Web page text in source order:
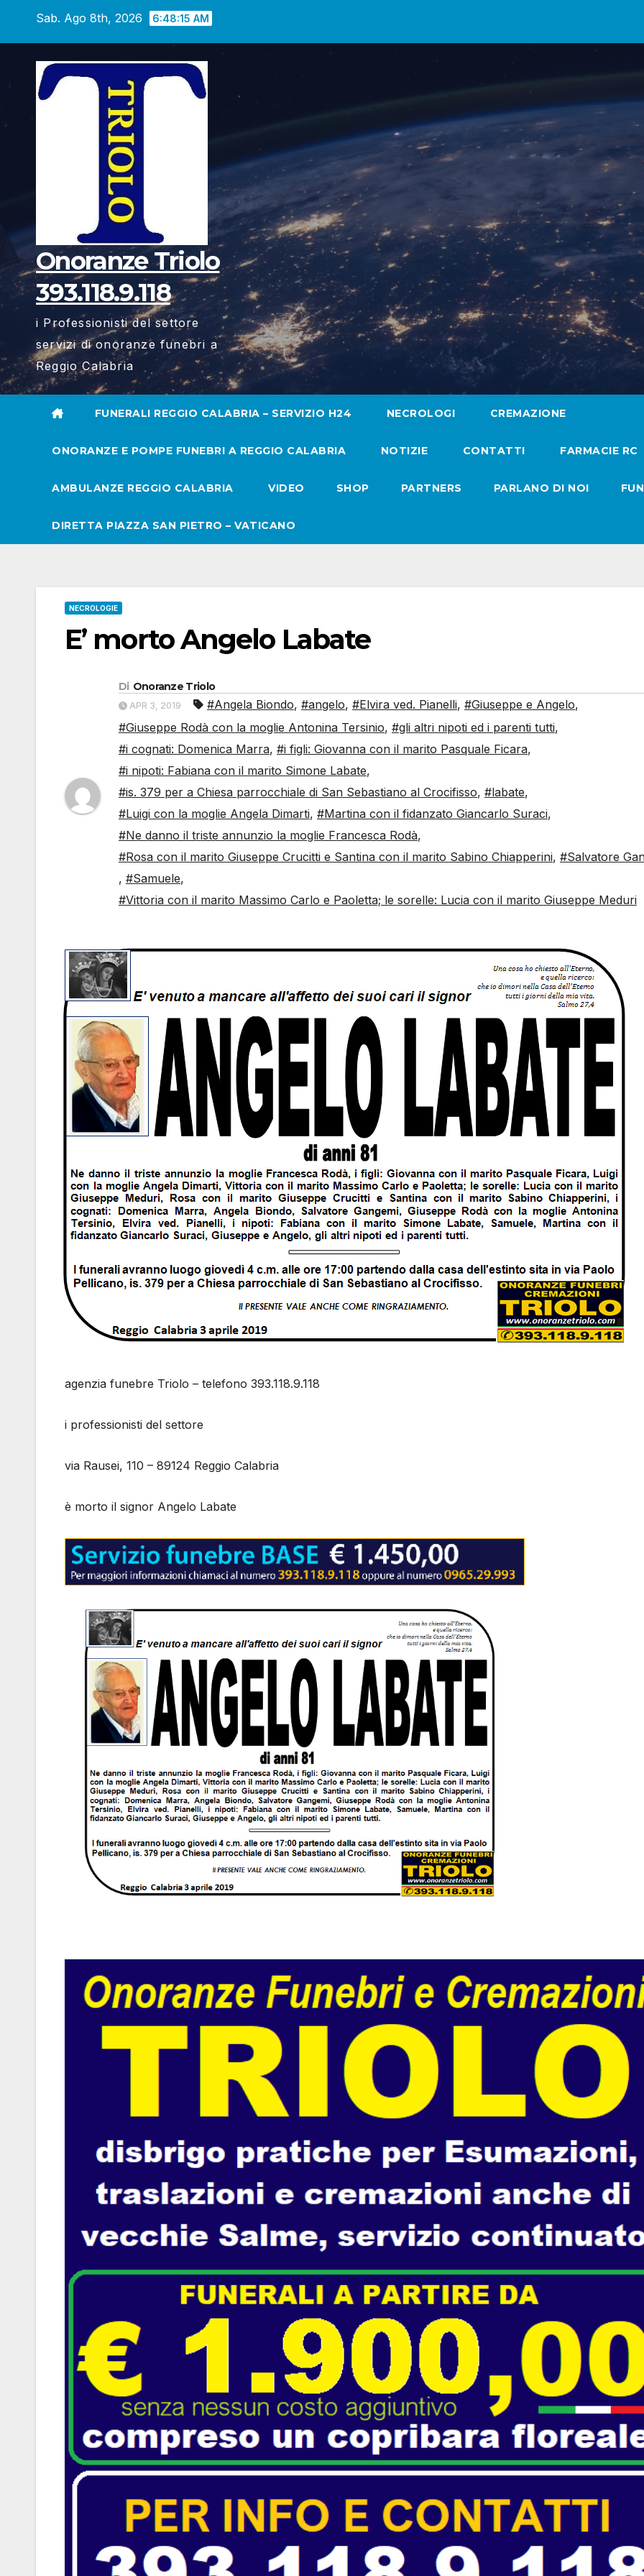
Sab. Ago 8th, 2026 6:48:16 AM
Onoranze Triolo
393.118.9.118
i Professionisti del settore
servizi di onoranze funebri a
Reggio Calabria
FUNERALI REGGIO CALABRIA – SERVIZIO H24 NECROLOGI CREMAZIONE
ONORANZE E POMPE FUNEBRI A REGGIO CALABRIA NOTIZIE CONTATTI FARMACIE RC
AMBULANZE REGGIO CALABRIA VIDEO SHOP PARTNERS PARLANO DI NOI
DIRETTA PIAZZA SAN PIETRO – VATICANO
NECROLOGIE
E’ morto Angelo Labate
Di Onoranze Triolo
APR 3, 2019 #Angela Biondo, #angelo, #Elvira ved. Pianelli, #Giuseppe e Angelo,
#Giuseppe Rodà con la moglie Antonina Tersinio, #gli altri nipoti ed i parenti tutti,
#i cognati: Domenica Marra, #i figli: Giovanna con il marito Pasquale Ficara,
#i nipoti: Fabiana con il marito Simone Labate,
#is. 379 per a Chiesa parrocchiale di San Sebastiano al Crocifisso, #labate,
#Luigi con la moglie Angela Dimarti, #Martina con il fidanzato Giancarlo Suraci,
#Ne danno il triste annunzio la moglie Francesca Rodà,
#Rosa con il marito Giuseppe Crucitti e Santina con il marito Sabino Chiapperini, #Salvatore
, #Samuele,
#Vittoria con il marito Massimo Carlo e Paoletta; le sorelle: Lucia con il marito Giuseppe Meduri
agenzia funebre Triolo – telefono 393.118.9.118
i professionisti del settore
via Rausei, 110 – 89124 Reggio Calabria
è morto il signor Angelo Labate